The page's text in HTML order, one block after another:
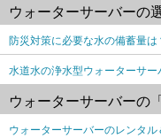
ウォーターサーバーの
防災対策に必要な水の備蓄量
水道水の浄水型ウォーターサ
ウォーターサーバーの
ウォーターサーバーのレンタ